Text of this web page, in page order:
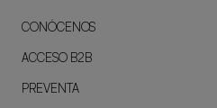
CONÓCENOS
ACCESO B2B
PREVENTA